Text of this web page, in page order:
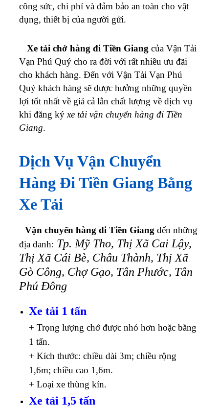
công sức, chi phí và đảm bảo an toàn cho vật
dụng, thiết bị của người gửi.
Xe tải chở hàng đi Tiền Giang của Vận Tải
Vạn Phú Quý cho ra đời với rất nhiều ưu đãi
cho khách hàng. Đến với Vận Tải Vạn Phú
Quý khách hàng sẽ được hưởng những quyền
lợi tốt nhất về giá cả lẫn chất lượng về dịch vụ
khi đăng ký xe tải vận chuyển hàng đi Tiền
Giang.
Dịch Vụ Vận Chuyển
Hàng Đi Tiền Giang Bằng
Xe Tải
Vận chuyển hàng đi Tiền Giang đến những
địa danh: Tp. Mỹ Tho, Thị Xã Cai Lậy,
Thị Xã Cái Bè, Châu Thành, Thị Xã
Gò Công, Chợ Gạo, Tân Phước, Tân
Phú Đông
Xe tải 1 tấn
+ Trọng lượng chở được nhỏ hơn hoặc bằng
1 tấn.
+ Kích thước: chiều dài 3m; chiều rộng
1,6m; chiều cao 1,6m.
+ Loại xe thùng kín.
Xe tải 1,5 tấn